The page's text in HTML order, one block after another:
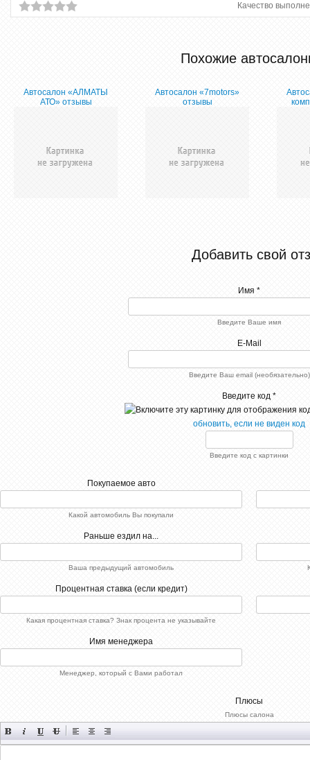
Качество
Похожие
Автосалон «АЛМАТЫ
АТО» отзывы
Автосалон «7motors»
отзывы
Добавить свой
Имя *
Введите Ваше имя
E-Mail
Введите Ваш email (необязательно)
Введите код *
обновить, если не виден код
Введите код с картинки
Покупаемое авто
Какой автомобиль Вы покупали
Раньше ездил на...
Ваша предыдущий автомобиль
Процентная ставка (если кредит)
Какая процентная ставка? Знак процента не указывайте
Имя менеджера
Менеджер, который с Вами работал
Плюсы
Плюсы салона